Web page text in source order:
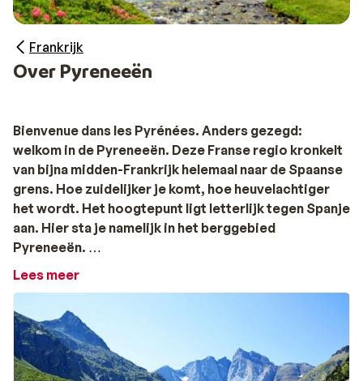
Frankrijk
Over Pyreneeën
Bienvenue dans les Pyrénées. Anders gezegd:
welkom in de Pyreneeën. Deze Franse regio kronkelt
van bijna midden-Frankrijk helemaal naar de Spaanse
grens. Hoe zuidelijker je komt, hoe heuvelachtiger
het wordt. Het hoogtepunt ligt letterlijk tegen Spanje
aan. Hier sta je namelijk in het berggebied
Pyreneeën.
ruwe bergtoppen, turquoise gekleurde meren en
keteldalen.De regio is echt enorm: van het noorden tot
het zuiden van de Pyreneeën is het bijna 400 km. Wel zit
Lees meer